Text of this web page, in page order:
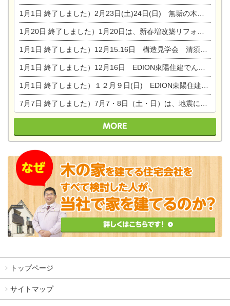
1月1日 終了しました）2月23日(土)24日(日) 無垢の木の家 完成見学会
1月20日 終了しました）1月20日は、新春増改築リフォームまつり＆家の修理祭り＆家電まつりです。
1月1日 終了しました）12月15.16日 構造見学会 清須市西枇杷島町弁天
1月1日 終了しました）12月16日 EDION東陽住建でんき OPEN第二弾イベント！！
1月1日 終了しました）１２月９日(日) EDION東陽住建でんき館プレＯＰＥＮ！＆家の修理まつり
7月7日 終了しました）7月7・8日（土・日）は、地震に強くて安心！暮らしを楽しむ東濃ひのきの平屋の家体験見学会を開催します。ぜひお越しください。
トップページ
サイトマップ